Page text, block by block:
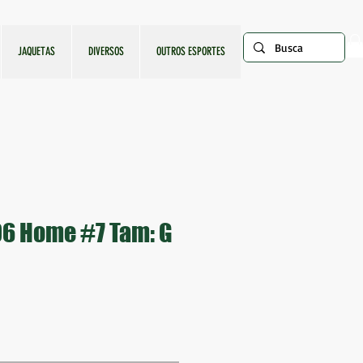
JAQUETAS DIVERSOS OUTROS ESPORTES
Home #7 Tam: G